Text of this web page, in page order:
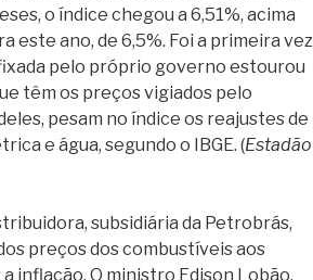
o índice chegou a 6,51%, acima
este ano, de 6,5%. Foi a primeira vez
pelo próprio governo estourou
têm os preços vigiados pelo
pesam no índice os reajustes de
e água, segundo o IBGE. (Estadão
subsidiária da Petrobrás,
preços dos combustíveis aos
inflação. O ministro Edison Lobão,